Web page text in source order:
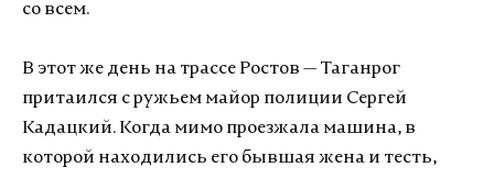
со всем.
В этот же день на трассе Ростов — Таганрог
притаился с ружьем майор полиции Сергей
Кадацкий. Когда мимо проезжала машина, в
которой находились его бывшая жена и тесть,